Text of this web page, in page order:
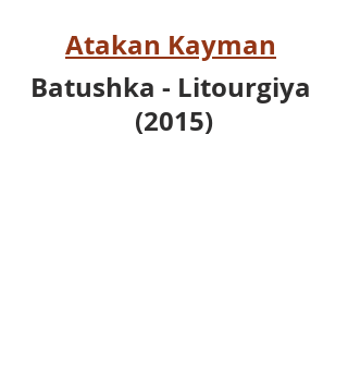
Atakan Kayman
Batushka - Litourgiya
(2015)